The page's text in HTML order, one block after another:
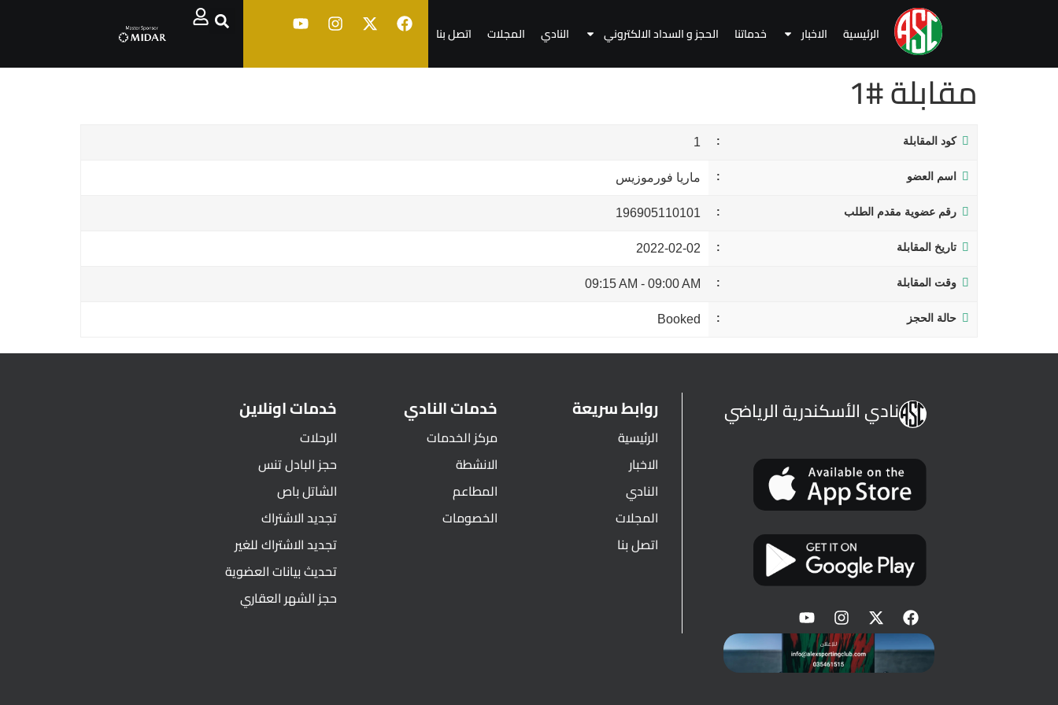
الرئيسية الاخبار خدماتنا الحجز و السداد الالكتروني النادي المجلات اتصل بنا
مقابلة #1
كود المقابلة 1
اسم العضو ماريا فورموزيس
رقم عضوية مقدم الطلب 196905110101
تاريخ المقابلة 2022-02-02
وقت المقابلة 09:00 AM
-
09:15 AM
حالة الحجز Booked
نادي الأسكندرية الرياضي روابط سريعة
الرئيسية
الاخبار
النادي
المجلات
اتصل بنا
خدمات النادي
مركز الخدمات
الانشطة
المطاعم
الخصومات
خدمات اونلاين
الرحلات
حجز البادل تنس
الشاتل باص
تجديد الاشتراك
تجديد الاشتراك للغير
تحديث بيانات العضوية
حجز الشهر العقاري